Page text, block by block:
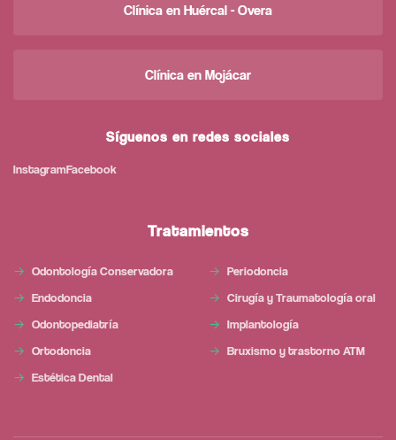
Clínica en Huércal - Overa
Clínica en Mojácar
Síguenos en redes sociales
InstagramFacebook
Tratamientos
Odontología Conservadora
Endodoncia
Odontopediatría
Ortodoncia
Estética Dental
Periodoncia
Cirugía y Traumatología oral
Implantología
Bruxismo y trastorno ATM